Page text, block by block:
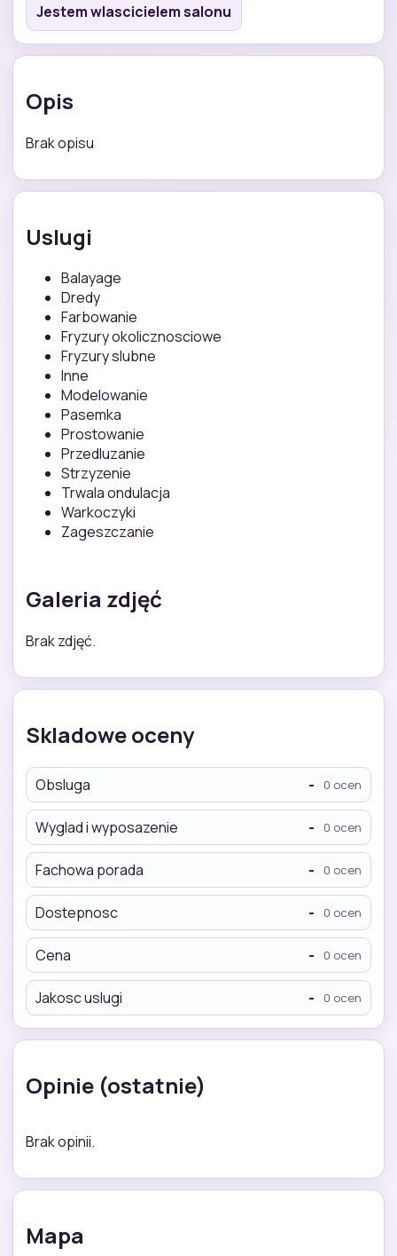
Jestem wlascicielem salonu
Opis
Brak opisu
Uslugi
Balayage
Dredy
Farbowanie
Fryzury okolicznosciowe
Fryzury slubne
Inne
Modelowanie
Pasemka
Prostowanie
Przedluzanie
Strzyzenie
Trwala ondulacja
Warkoczyki
Zageszczanie
Galeria zdjęć
Brak zdjęć.
Skladowe oceny
Obsluga - 0 ocen
Wyglad i wyposazenie - 0 ocen
Fachowa porada - 0 ocen
Dostepnosc - 0 ocen
Cena - 0 ocen
Jakosc uslugi - 0 ocen
Opinie (ostatnie)
Brak opinii.
Mapa